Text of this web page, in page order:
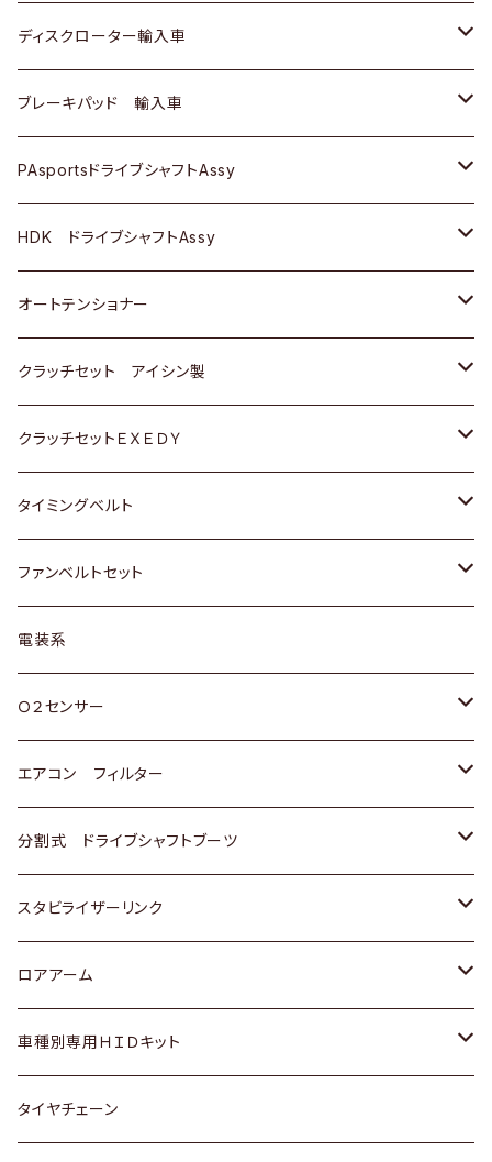
スバル
マツダ
三菱
スバル
ＢＥＮＺ
マツダ
三菱
スバル
ダイハツ
マツダ
三菱
スバル
日産
ダイハツ
マツダ
三菱
スバル
スズキ
日産
ダイハツ
マツダ
三菱
スバル
スズキ
日産
ダイハツ
マツダ
三菱
スバル
トヨタ
ホンダ
スズキ
日産
いすゞ
ダイハツ
マツダ
三菱
スバル
日野
ディスクローター輸入車
ＡＵＤＩ
ＢＥＮＺ
ＢＭＷ
GOLF
ＷＡＧＥＮ
アストロ（シボレー）
クライスラー
ブレーキパッド 輸入車
ＢＥＮＺ
ＢＭＷ
ＷＡＧＥＮ
ＶＯＬＶＯ
PAsportsドライブシャフトAssy
トヨタ
ホンダ
スズキ
日産
ダイハツ
マツダ
三菱
スバル
HDK ドライブシャフトAssy
スズキ
ダイハツ
日産
ホンダ
マツダ
オートテンショナー
トヨタ
クラッチセット アイシン製
ホンダ
スズキ
ダイハツ
マツダ
三菱
スバル
クラッチセットＥＸＥＤＹ
ホンダ
スズキ
日産
ダイハツ
マツダ
三菱
スバル
タイミングベルト
トヨタ
スズキ
ダイハツ
三菱
スバル
ファンベルトセット
トヨタ
ホンダ
スズキ
日産
いすゞ
ダイハツ
マツダ
三菱
電装系
Ｏ２センサー
トヨタ
ホンダ
スズキ
日産
ダイハツ
マツダ
エアコン フィルター
トヨタ
ホンダ
スズキ
日産
いすゞ
分割式 ドライブシャフトブーツ
トヨタ
ホンダ
スズキ
日産
スタビライザーリンク
トヨタ
ホンダ
スズキ
ロアアーム
ホンダ
スズキ
車種別専用ＨＩＤキット
トヨタ
タイヤチェーン